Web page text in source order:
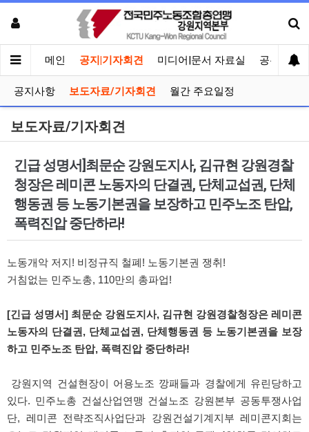
메인 공지|기자회견 미디어|문서 자료실 공유게시
공지사항 보도자료/기자회견 월간 주요일정
보도자료/기자회견
긴급 성명서]최문순 강원도지사, 김규현 강원경찰
청장은 레미콘 노동자의 단결권, 단체교섭권, 단체
행동권 등 노동기본권을 보장하고 민주노조 탄압,
폭력진압 중단하라!
노동개악 저지! 비정규직 철폐! 노동기본권 쟁취!
거침없는 민주노총, 110만의 총파업!
[긴급 성명서] 최문순 강원도지사, 김규현 강원경찰청장은 레미콘
노동자의 단결권, 단체교섭권, 단체행동권 등 노동기본권을 보장
하고 민주노조 탄압, 폭력진압 중단하라!
강원지역 건설현장이 어용노조 깡패들과 경찰에게 유린당하고
있다. 민주노총 건설산업연맹 건설노조 강원본부 공동투쟁사업
단, 레미콘 전략조직사업단과 강원건설기계지부 레미콘지회는